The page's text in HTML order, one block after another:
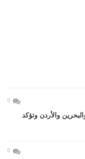
0
والأردن وتؤكد
0